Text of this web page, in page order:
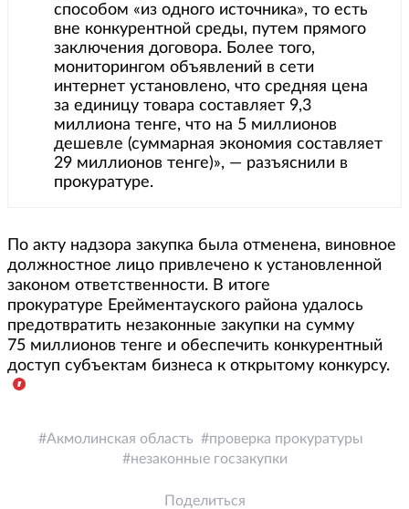
способом «из одного источника», то есть
вне конкурентной среды, путем прямого
заключения договора. Более того,
мониторингом объявлений в сети
интернет установлено, что средняя цена
за единицу товара составляет 9,3
миллиона тенге, что на 5 миллионов
дешевле (суммарная экономия составляет
29 миллионов тенге)», — разъяснили в
прокуратуре.
По акту надзора закупка была отменена, виновное
должностное лицо привлечено к установленной
законом ответственности. В итоге
прокуратуре Ерейментауского района удалось
предотвратить незаконные закупки на сумму
75 миллионов тенге и обеспечить конкурентный
доступ субъектам бизнеса к открытому конкурсу.
Акмолинская область
проверка прокуратуры
незаконные госзакупки
Поделиться